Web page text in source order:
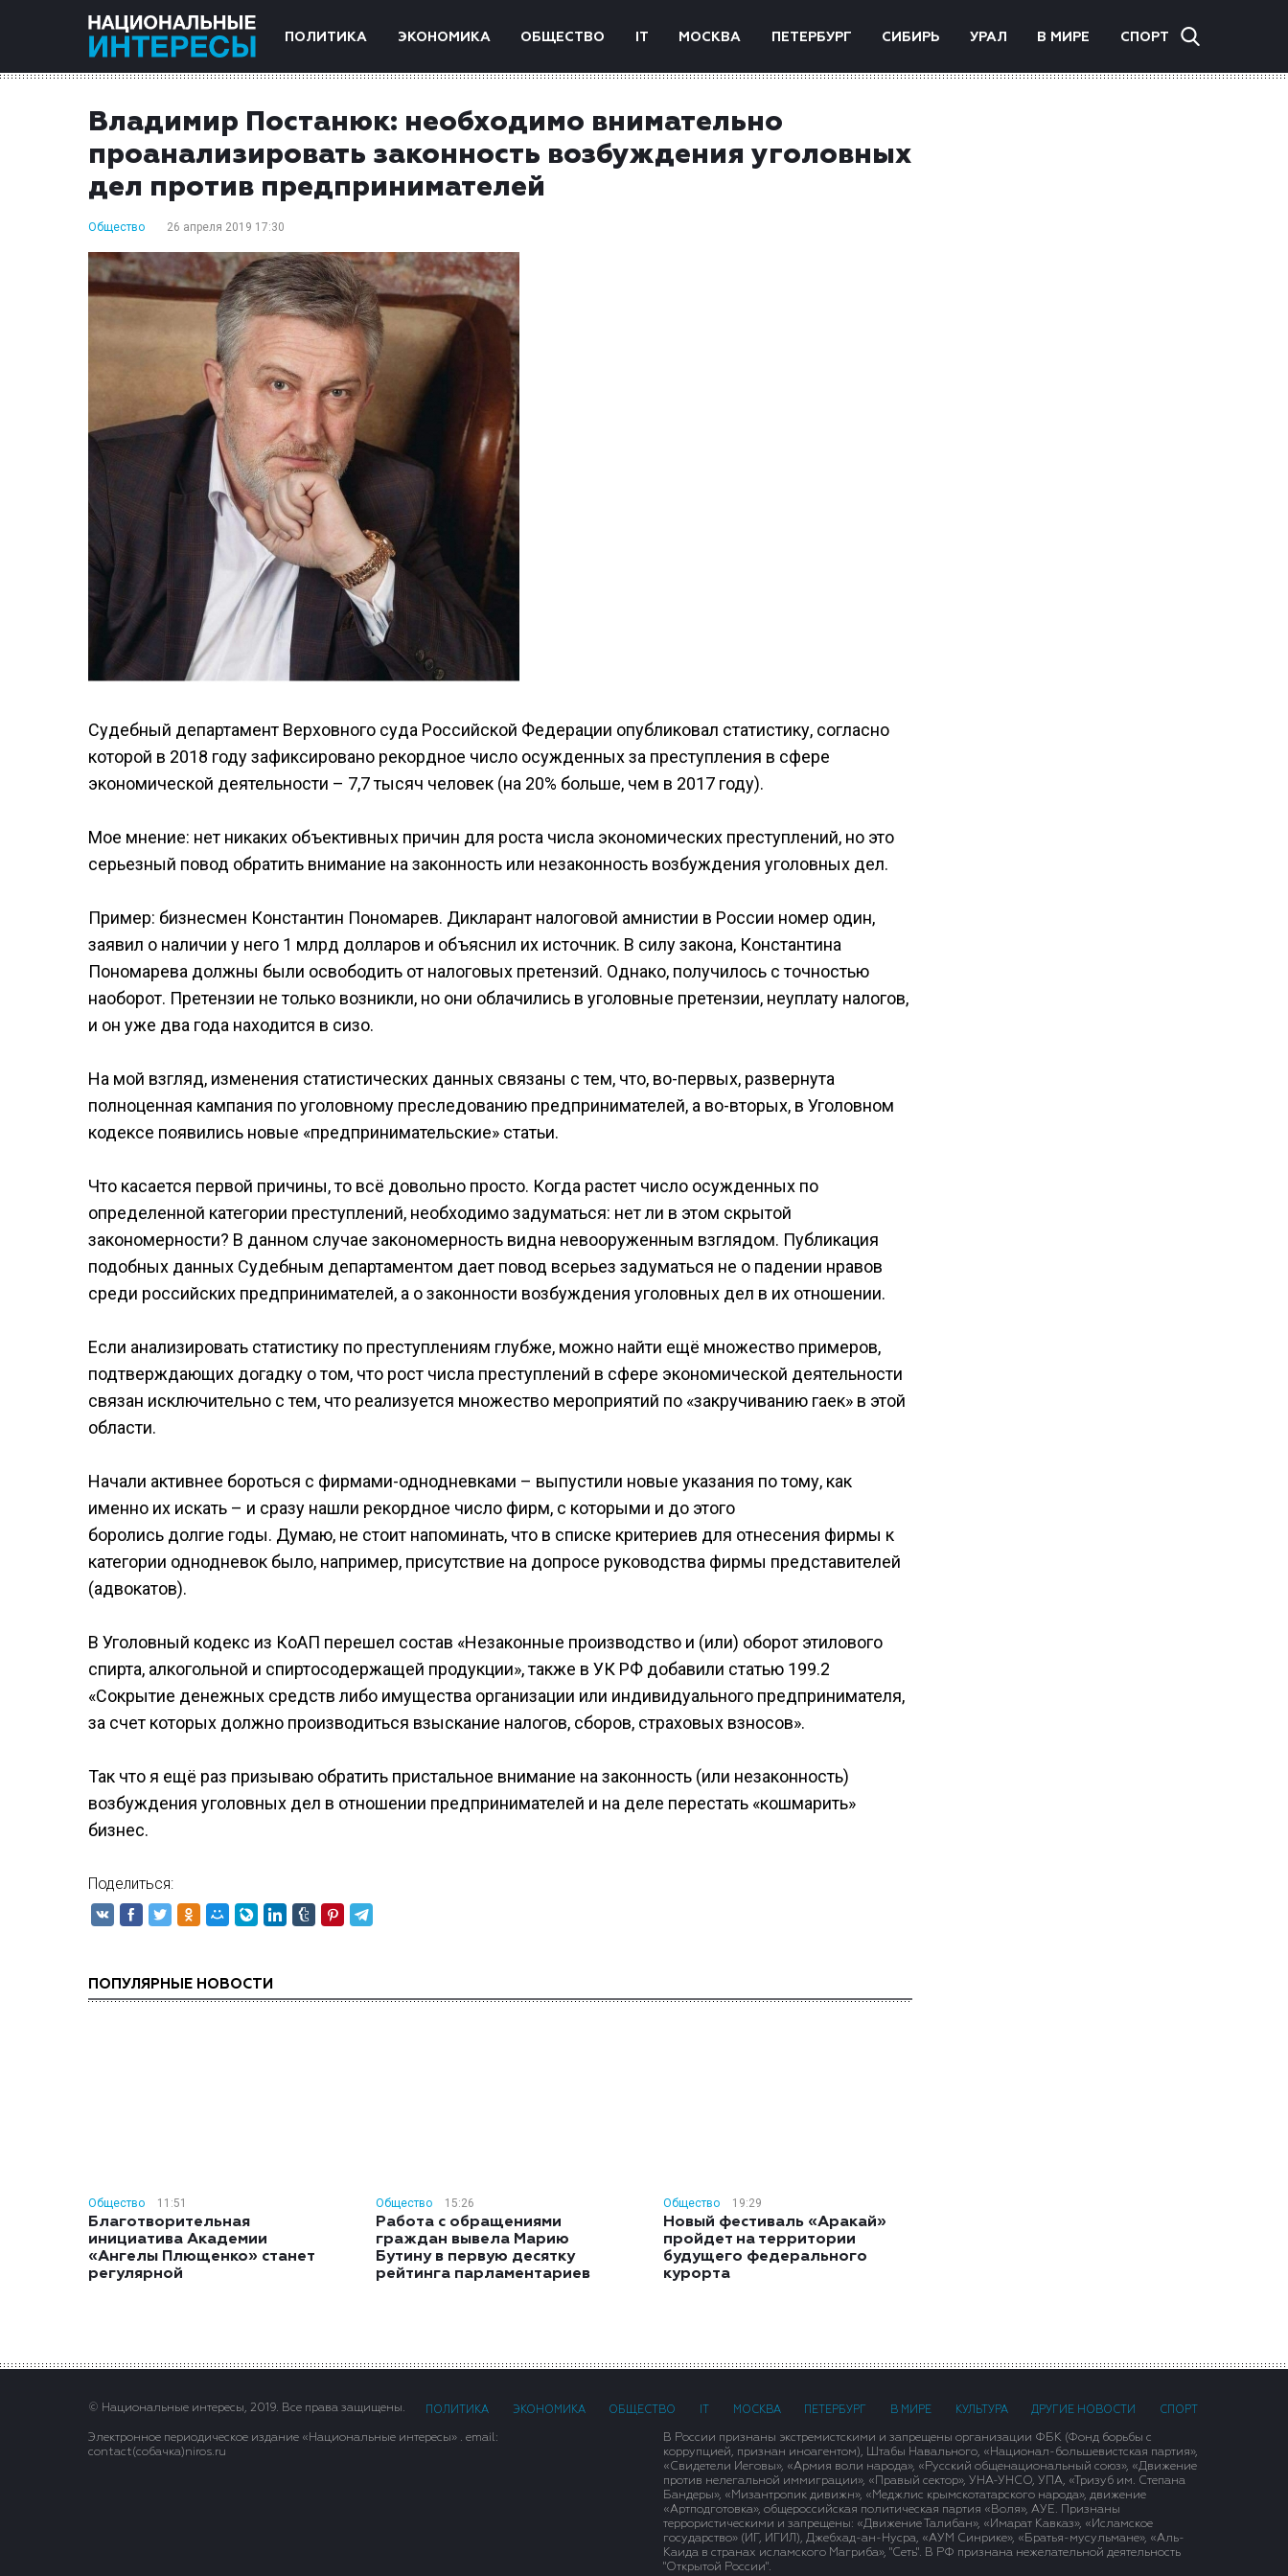
ПОЛИТИКА ЭКОНОМИКА ОБЩЕСТВО IT МОСКВА ПЕТЕРБУРГ СИБИРЬ УРАЛ В МИРЕ СПОРТ
Владимир Постанюк: необходимо внимательно
проанализировать законность возбуждения уголовных
дел против предпринимателей
Общество 26 апреля 2019 17:30
Судебный департамент Верховного суда Российской Федерации опубликовал статистику, согласно
которой в 2018 году зафиксировано рекордное число осужденных за преступления в сфере
экономической деятельности – 7,7 тысяч человек (на 20% больше, чем в 2017 году).
Мое мнение: нет никаких объективных причин для роста числа экономических преступлений, но это
серьезный повод обратить внимание на законность или незаконность возбуждения уголовных дел.
Пример: бизнесмен Константин Пономарев. Дикларант налоговой амнистии в России номер один,
заявил о наличии у него 1 млрд долларов и объяснил их источник. В силу закона, Константина
Пономарева должны были освободить от налоговых претензий. Однако, получилось с точностью
наоборот. Претензии не только возникли, но они облачились в уголовные претензии, неуплату налогов,
и он уже два года находится в сизо.
На мой взгляд, изменения статистических данных связаны с тем, что, во-первых, развернута
полноценная кампания по уголовному преследованию предпринимателей, а во-вторых, в Уголовном
кодексе появились новые «предпринимательские» статьи.
Что касается первой причины, то всё довольно просто. Когда растет число осужденных по
определенной категории преступлений, необходимо задуматься: нет ли в этом скрытой
закономерности? В данном случае закономерность видна невооруженным взглядом. Публикация
подобных данных Судебным департаментом дает повод всерьез задуматься не о падении нравов
среди российских предпринимателей, а о законности возбуждения уголовных дел в их отношении.
Если анализировать статистику по преступлениям глубже, можно найти ещё множество примеров,
подтверждающих догадку о том, что рост числа преступлений в сфере экономической деятельности
связан исключительно с тем, что реализуется множество мероприятий по «закручиванию гаек» в этой
области.
Начали активнее бороться с фирмами-однодневками – выпустили новые указания по тому, как
именно их искать – и сразу нашли рекордное число фирм, с которыми и до этого
боролись долгие годы. Думаю, не стоит напоминать, что в списке критериев для отнесения фирмы к
категории однодневок было, например, присутствие на допросе руководства фирмы представителей
(адвокатов).
В Уголовный кодекс из КоАП перешел состав «Незаконные производство и (или) оборот этилового
спирта, алкогольной и спиртосодержащей продукции», также в УК РФ добавили статью 199.2
«Сокрытие денежных средств либо имущества организации или индивидуального предпринимателя,
за счет которых должно производиться взыскание налогов, сборов, страховых взносов».
Так что я ещё раз призываю обратить пристальное внимание на законность (или незаконность)
возбуждения уголовных дел в отношении предпринимателей и на деле перестать «кошмарить»
бизнес.
Поделиться:
ПОПУЛЯРНЫЕ НОВОСТИ
Общество 11:51
Благотворительная
инициатива Академии
«Ангелы Плющенко» станет
регулярной
Общество 15:26
Работа с обращениями
граждан вывела Марию
Бутину в первую десятку
рейтинга парламентариев
Общество 19:29
Новый фестиваль «Аракай»
пройдет на территории
будущего федерального
курорта
© Национальные интересы, 2019. Все права защищены. ПОЛИТИКА ЭКОНОМИКА ОБЩЕСТВО МОСКВА ПЕТЕРБУРГ В МИРЕ КУЛЬТУРА ДРУГИЕ НОВОСТИ СПОРТ
Электронное периодическое издание «Национальные интересы» . email:
contact(сoбaчка)niros.ru
В России признаны экстремистскими и запрещены организации ФБК (Фонд борьбы с
коррупцией, признан иноагентом), Штабы Навального, «Национал-большевистская партия»,
«Свидетели Иеговы», «Армия воли народа», «Русский общенациональный союз», «Движение
против нелегальной иммиграции», «Правый сектор», УНА-УНСО, УПА, «Тризуб им. Степана
Бандеры», «Мизантропик дивижн», «Меджлис крымскотатарского народа», движение
«Артподготовка», общероссийская политическая партия «Воля», АУЕ. Признаны
террористическими и запрещены: «Движение Талибан», «Имарат Кавказ», «Исламское
государство» (ИГ, ИГИЛ), Джебхад-ан-Нусра, «АУМ Синрике», «Братья-мусульмане», «Аль-
Каида в странах исламского Магриба», "Сеть". В РФ признана нежелательной деятельность
"Открытой России".